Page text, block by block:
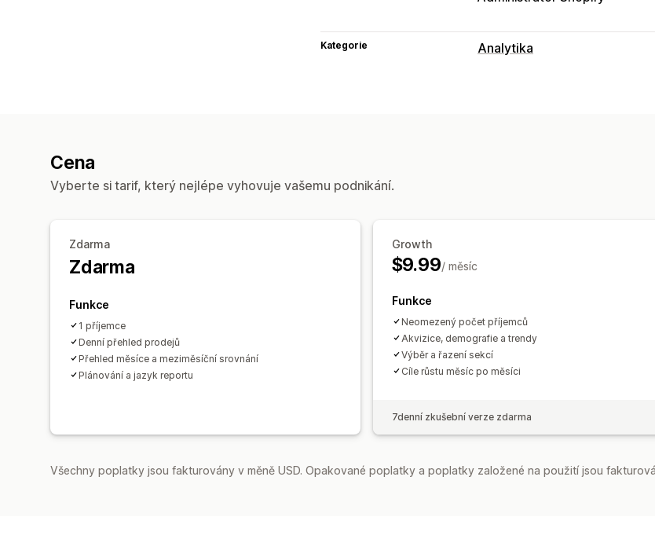
Kategorie Analytika
Cena
Vyberte si tarif, který nejlépe vyhovuje vašemu podnikání.
Zdarma
Zdarma
Funkce
1 příjemce
Denní přehled prodejů
Přehled měsíce a meziměsíční srovnání
Plánování a jazyk reportu
Growth
$9.99/ měsíc
Funkce
Neomezený počet příjemců
Akvizice, demografie a trendy
Výběr a řazení sekcí
Cíle růstu měsíc po měsíci
7denní zkušební verze zdarma
Všechny poplatky jsou fakturovány v měně USD. Opakované poplatky a poplatky založené na použití jsou